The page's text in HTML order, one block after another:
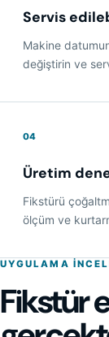
Servis
Makine
değiştirin ve
04
Üretim
Fikstürü
ölçüm ve
UYGULAMA
Fikstür